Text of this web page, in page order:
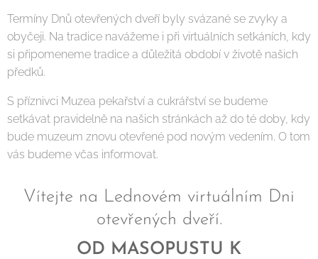
Termíny Dnů otevřených dveří byly svázané se zvyky a
obyčeji. Na tradice navážeme i při virtuálních setkáních, kdy
si připomeneme tradice a důležitá období v životě našich
předků.
S příznivci Muzea pekařství a cukrářství se budeme
setkávat pravidelně na našich stránkách až do té doby, kdy
bude muzeum znovu otevřené pod novým vedením. O tom
vás budeme včas informovat.
Vítejte na Lednovém virtuálním Dni
otevřených dveří.
OD MASOPUSTU K